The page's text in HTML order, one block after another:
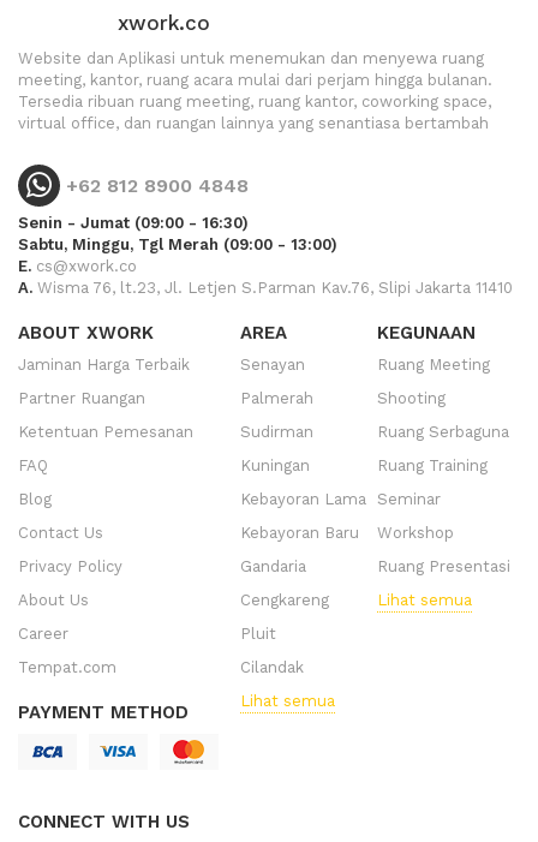
xwork.co
Website dan Aplikasi untuk menemukan dan menyewa ruang
meeting, kantor, ruang acara mulai dari perjam hingga bulanan.
Tersedia ribuan ruang meeting, ruang kantor, coworking space,
virtual office, dan ruangan lainnya yang senantiasa bertambah
+62 812 8900 4848
Senin - Jumat (09:00 - 16:30)
Sabtu, Minggu, Tgl Merah (09:00 - 13:00)
E. cs@xwork.co
A. Wisma 76, lt.23, Jl. Letjen S.Parman Kav.76, Slipi Jakarta 11410
ABOUT XWORK
Jaminan Harga Terbaik
Partner Ruangan
Ketentuan Pemesanan
FAQ
Blog
Contact Us
Privacy Policy
About Us
Career
Tempat.com
PAYMENT METHOD
CONNECT WITH US
AREA
Senayan
Palmerah
Sudirman
Kuningan
Kebayoran Lama
Kebayoran Baru
Gandaria
Cengkareng
Pluit
Cilandak
Lihat semua
KEGUNAAN
Ruang Meeting
Shooting
Ruang Serbaguna
Ruang Training
Seminar
Workshop
Ruang Presentasi
Lihat semua